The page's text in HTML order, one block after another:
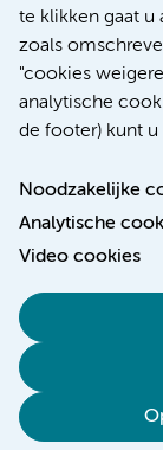
te klikken gaat u
zoals
"cookies
analytische
de footer) kunt
Noodzakelijke
Analytische
Video cookies
Algemene